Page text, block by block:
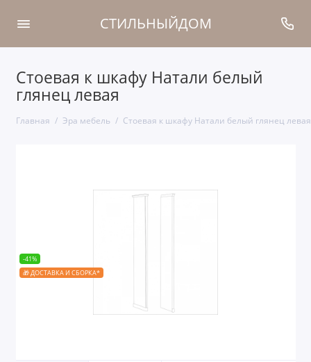
СТИЛЬНЫЙДОМ
Cтоевая к шкафу Натали белый
глянец левая
Главная Эра мебель Cтоевая к шкафу Натали белый глянец левая
-41%
🎁 ДОСТАВКА И СБОРКА*